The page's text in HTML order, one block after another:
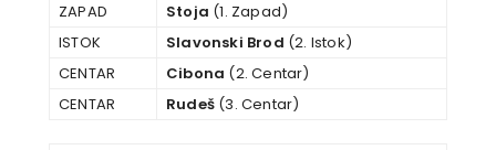
ZAPAD
Stoja (1. Zapad)
ISTOK
Slavonski Brod (2. Istok)
CENTAR
Cibona (2. Centar)
CENTAR
Rudeš (3. Centar)